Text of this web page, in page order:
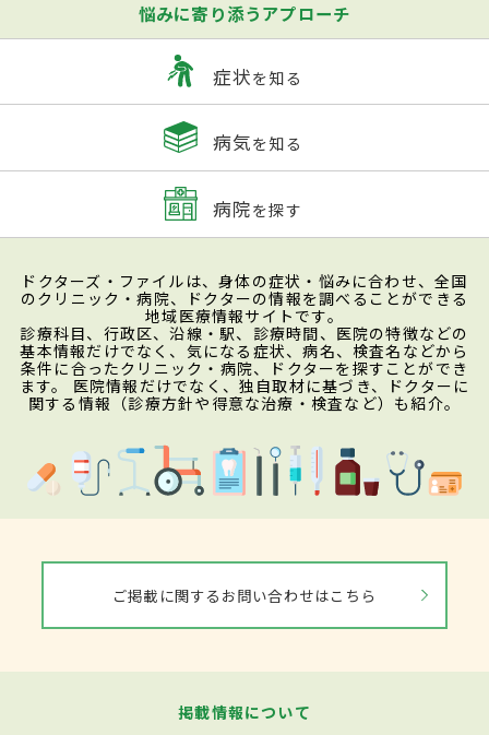
悩みに寄り添うアプローチ
症状を知る
病気を知る
病院を探す
ドクターズ・ファイルは、身体の症状・悩みに合わせ、全国
のクリニック・病院、ドクターの情報を調べることができる
地域医療情報サイトです。
診療科目、行政区、沿線・駅、診療時間、医院の特徴などの
基本情報だけでなく、気になる症状、病名、検査名などから
条件に合ったクリニック・病院、ドクターを探すことができ
ます。 医院情報だけでなく、独自取材に基づき、ドクターに
関する情報（診療方針や得意な治療・検査など）も紹介。
ご掲載に関するお問い合わせはこちら
掲載情報について